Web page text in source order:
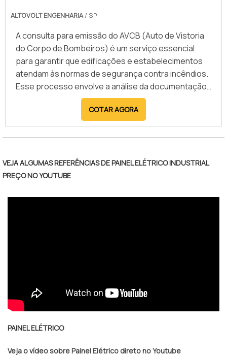
ALTOVOLT ENGENHARIA/ SP
A consulta para emissão do AVCB (Auto de Vistoria
do Corpo de Bombeiros) é um serviço essencial
para garantir que edificações e estabelecimentos
atendam às normas de segurança contra incêndios.
Esse processo envolve a análise da documentação,
vistoria das instalações e verificação do
cumprimento das exigências legais, assegurando
que o local está apto a operar com segurança. O
AVCB é obrigatório para diversas atividades
requisito para regularização junto aos órgãos
fiscalizadores. Entre os principais benefícios da
redução de riscos de incêndio, proteção de vidas e
desde a orientação inicial até a regularização,
assegurando um atendimento ágil e eficiente para a
obtenção do documento.
COTAR AGORA
VEJA ALGUMAS REFERÊNCIAS DE PAINEL ELÉTRICO INDUSTRIAL
PREÇO NO YOUTUBE
PAINEL ELÉTRICO
Veja o vídeo sobre Painel Elétrico direto no Youtube